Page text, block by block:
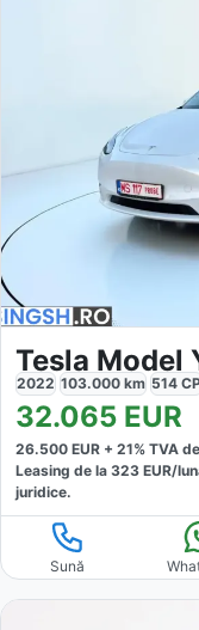
2022 103.000 km 514
32.065 EUR
26.500 EUR + 21% TVA
Leasing de la 323 EUR/
juridice.
Sună